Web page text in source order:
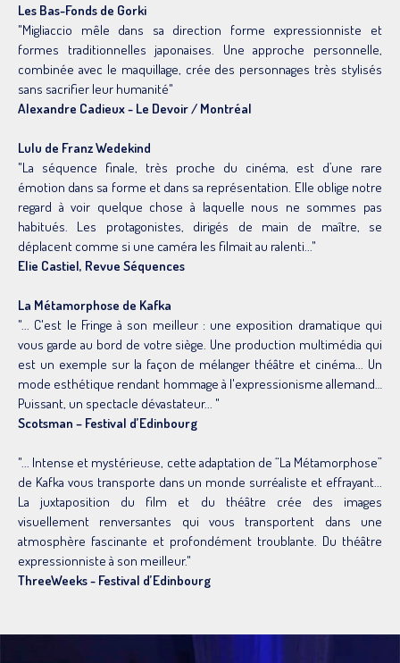
Les Bas-Fonds de Gorki
"Migliaccio mêle dans sa direction forme expressionniste et
formes traditionnelles japonaises. Une approche personnelle,
combinée avec le maquillage, crée des personnages très stylisés
sans sacrifier leur humanité"
Alexandre Cadieux - Le Devoir / Montréal
Lulu de Franz Wedekind
"La séquence finale, très proche du cinéma, est d’une rare
émotion dans sa forme et dans sa représentation. Elle oblige notre
regard à voir quelque chose à laquelle nous ne sommes pas
habitués. Les protagonistes, dirigés de main de maître, se
déplacent comme si une caméra les filmait au ralenti..."
Elie Castiel, Revue Séquences
La Métamorphose de Kafka
"... C'est le Fringe à son meilleur : une exposition dramatique qui
vous garde au bord de votre siège. Une production multimédia qui
est un exemple sur la façon de mélanger théâtre et cinéma... Un
mode esthétique rendant hommage à l'expressionisme allemand…
Puissant, un spectacle dévastateur... "
Scotsman – Festival d’Edinbourg
"... Intense et mystérieuse, cette adaptation de “La Métamorphose”
de Kafka vous transporte dans un monde surréaliste et effrayant...
La juxtaposition du film et du théâtre crée des images
visuellement renversantes qui vous transportent dans une
atmosphère fascinante et profondément troublante. Du théâtre
expressionniste à son meilleur."
ThreeWeeks - Festival d’Edinbourg